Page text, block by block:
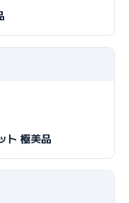
ト 極美品